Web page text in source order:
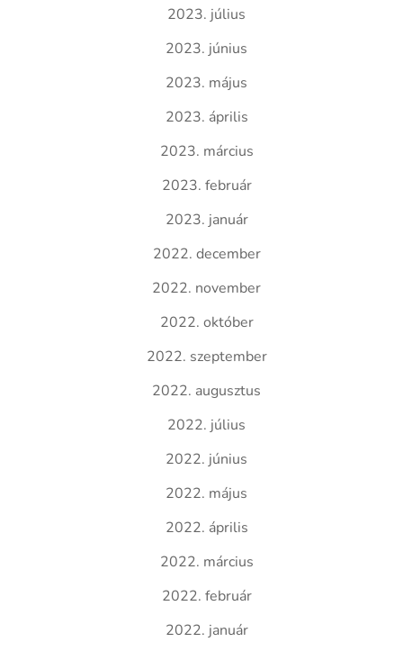
2023. július
2023. június
2023. május
2023. április
2023. március
2023. február
2023. január
2022. december
2022. november
2022. október
2022. szeptember
2022. augusztus
2022. július
2022. június
2022. május
2022. április
2022. március
2022. február
2022. január